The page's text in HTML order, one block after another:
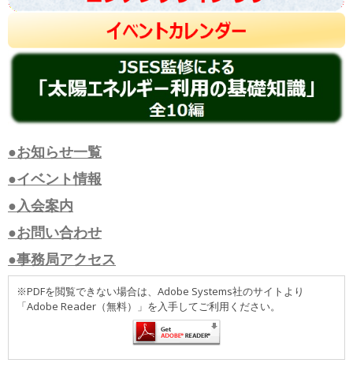
●お知らせ一覧
●イベント情報
●入会案内
●お問い合わせ
●事務局アクセス
※PDFを閲覧できない場合は、Adobe Systems社のサイトより
「Adobe Reader（無料）」を入手してご利用ください。